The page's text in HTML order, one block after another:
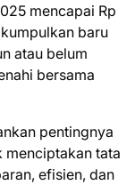
mencapai Rp
baru
atau belum
bersama
pentingnya
menciptakan tata
efisien, dan